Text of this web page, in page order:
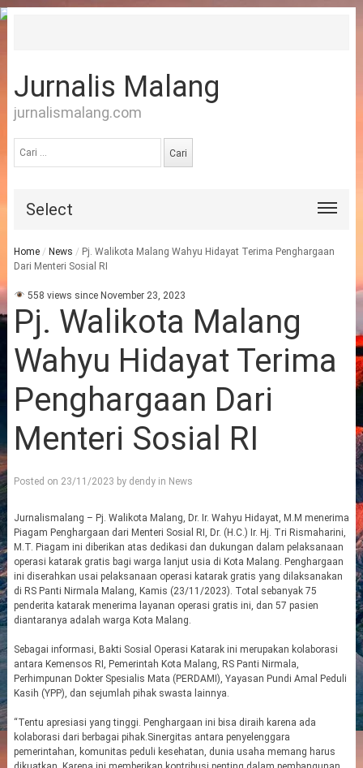
Jurnalis Malang
jurnalismalang.com
untuk:
Select
Home / News / Pj. Walikota Malang Wahyu Hidayat Terima Penghargaan
Dari Menteri Sosial RI
558 views since November 23, 2023
Pj. Walikota Malang
Wahyu Hidayat Terima
Penghargaan Dari
Menteri Sosial RI
Posted on 23/11/2023 by dendyin News
Jurnalismalang – Pj. Walikota Malang, Dr. Ir. Wahyu Hidayat, M.M menerima
Piagam Penghargaan dari Menteri Sosial RI, Dr. (H.C.) Ir. Hj. Tri Rismaharini,
M.T. Piagam ini diberikan atas dedikasi dan dukungan dalam pelaksanaan
operasi katarak gratis bagi warga lanjut usia di Kota Malang. Penghargaan
ini diserahkan usai pelaksanaan operasi katarak gratis yang dilaksanakan
di RS Panti Nirmala Malang, Kamis (23/11/2023). Total sebanyak 75
penderita katarak menerima layanan operasi gratis ini, dan 57 pasien
diantaranya adalah warga Kota Malang.
Sebagai informasi, Bakti Sosial Operasi Katarak ini merupakan kolaborasi
antara Kemensos RI, Pemerintah Kota Malang, RS Panti Nirmala,
Perhimpunan Dokter Spesialis Mata (PERDAMI), Yayasan Pundi Amal Peduli
Kasih (YPP), dan sejumlah pihak swasta lainnya.
“Tentu apresiasi yang tinggi. Penghargaan ini bisa diraih karena ada
kolaborasi dari berbagai pihak.Sinergitas antara penyelenggara
pemerintahan, komunitas peduli kesehatan, dunia usaha memang harus